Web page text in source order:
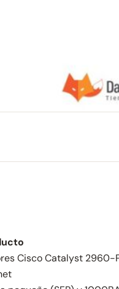
Cisco Catalyst 2960-